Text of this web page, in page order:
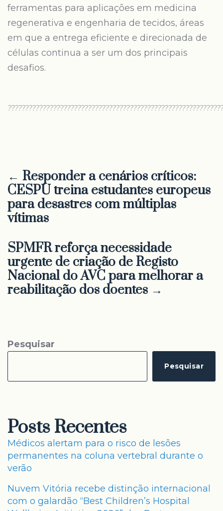
ferramentas para aplicações em medicina
regenerativa e engenharia de tecidos, áreas
em que a entrega eficiente e direcionada de
células continua a ser um dos principais
desafios.
← Responder a cenários críticos:
CESPU treina estudantes europeus
para desastres com múltiplas
vítimas
SPMFR reforça necessidade
urgente de criação de Registo
Nacional do AVC para melhorar a
reabilitação dos doentes →
Pesquisar
Pesquisar
Posts Recentes
Médicos alertam para o risco de lesões
permanentes na coluna vertebral durante o
verão
Nuvem Vitória recebe distinção internacional
com o galardão “Best Children’s Hospital